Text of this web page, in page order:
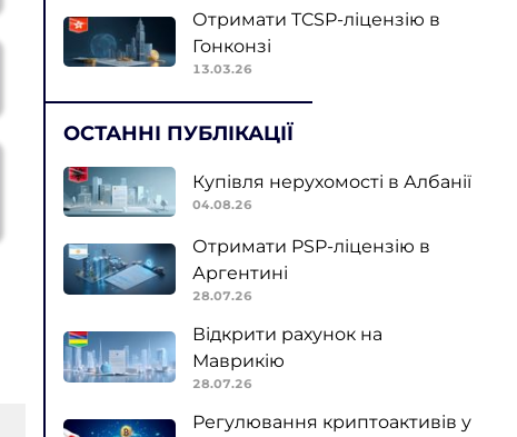
Отримати TCSP-ліцензію в
Гонконзі
13.03.26
ОСТАННІ ПУБЛІКАЦІЇ
Купівля нерухомості в Албанії
04.08.26
Отримати PSP-ліцензію в
Аргентині
28.07.26
Відкрити рахунок на
Маврикію
28.07.26
Регулювання криптоактивів у